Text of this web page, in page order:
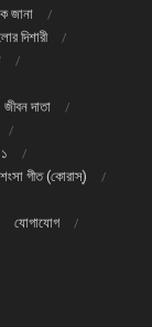
জানা
দিশারী
জীবন দাতা
গীত (কোরাস্)
যোগাযোগ